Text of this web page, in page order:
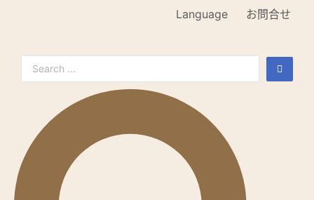
Language お問合せ